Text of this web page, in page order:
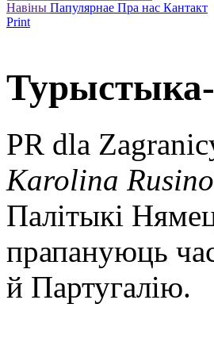
Навіны Папулярнае Пра нас Кантакт
Print
PR dla
Karolina
Палітыкі
прапануюць
й Партугалію.